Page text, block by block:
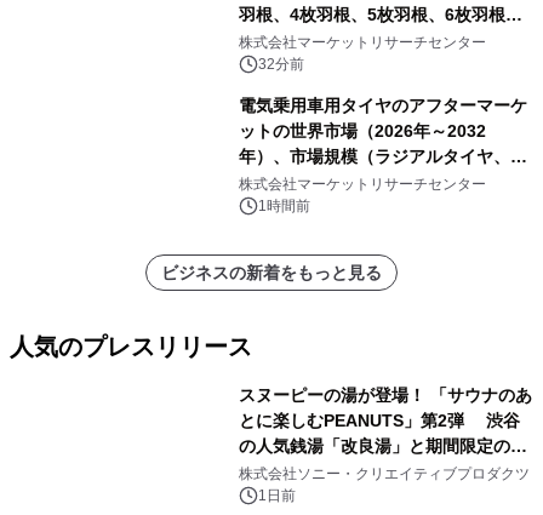
羽根、4枚羽根、5枚羽根、6枚羽根、
その他）・分析レポートを発表
株式会社マーケットリサーチセンター
32分前
電気乗用車用タイヤのアフターマーケ
ットの世界市場（2026年～2032
年）、市場規模（ラジアルタイヤ、サ
イドウォール補強タイヤ、その他）・
分析レポートを発表
株式会社マーケットリサーチセンター
1時間前
ビジネスの新着をもっと見る
人気のプレスリリース
スヌーピーの湯が登場！ 「サウナのあ
とに楽しむPEANUTS」第2弾 渋谷
の人気銭湯「改良湯」と期間限定のコ
ラボレーション サウナイキタイコラ
ボグッズも発売決定！
株式会社ソニー・クリエイティブプロダクツ
1日前